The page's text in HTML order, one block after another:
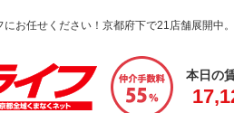
お任せください！京都府下で21店舗展開中
本日の